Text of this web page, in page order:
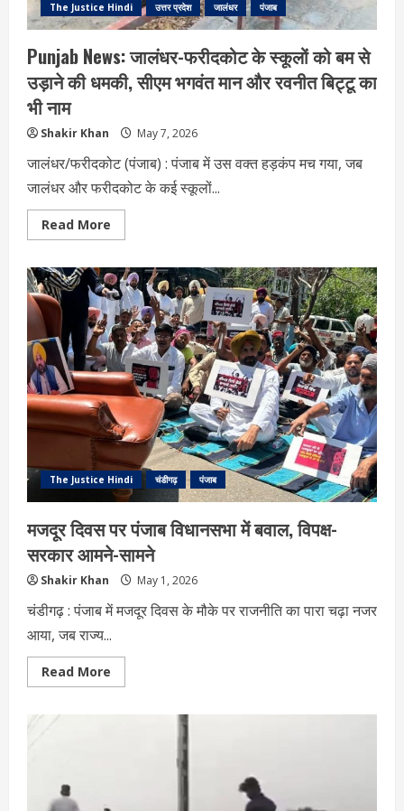
The Justice Hindi उत्तर प्रदेश जालंधर पंजाब
Punjab News: जालंधर-फरीदकोट के स्कूलों को बम से
उड़ाने की धमकी, सीएम भगवंत मान और रवनीत बिट्टू का
भी नाम
Shakir Khan May 7, 2026
जालंधर/फरीदकोट (पंजाब) : पंजाब में उस वक्त हड़कंप मच गया, जब
जालंधर और फरीदकोट के कई स्कूलों...
Read More
more
News:
जालंधर-
फरीदकोट
के
स्कूलों
को
बम
से
उड़ाने
की
धमकी,
सीएम
भगवंत
मान
और
रवनीत
बिट्टू
का
भी
The Justice Hindi चंडीगढ़ पंजाब
मजदूर दिवस पर पंजाब विधानसभा में बवाल, विपक्ष-
सरकार आमने-सामने
Shakir Khan May 1, 2026
चंडीगढ़ : पंजाब में मजदूर दिवस के मौके पर राजनीति का पारा चढ़ा नजर
आया, जब राज्य...
Read More
more